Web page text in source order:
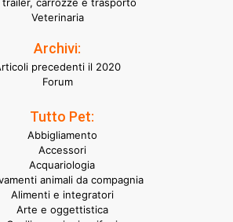
Veterinaria
Archivi:
precedenti il 2020
Forum
Tutto Pet:
Abbigliamento
Accessori
Acquariologia
animali da compagnia
Alimenti e integratori
Arte e oggettistica